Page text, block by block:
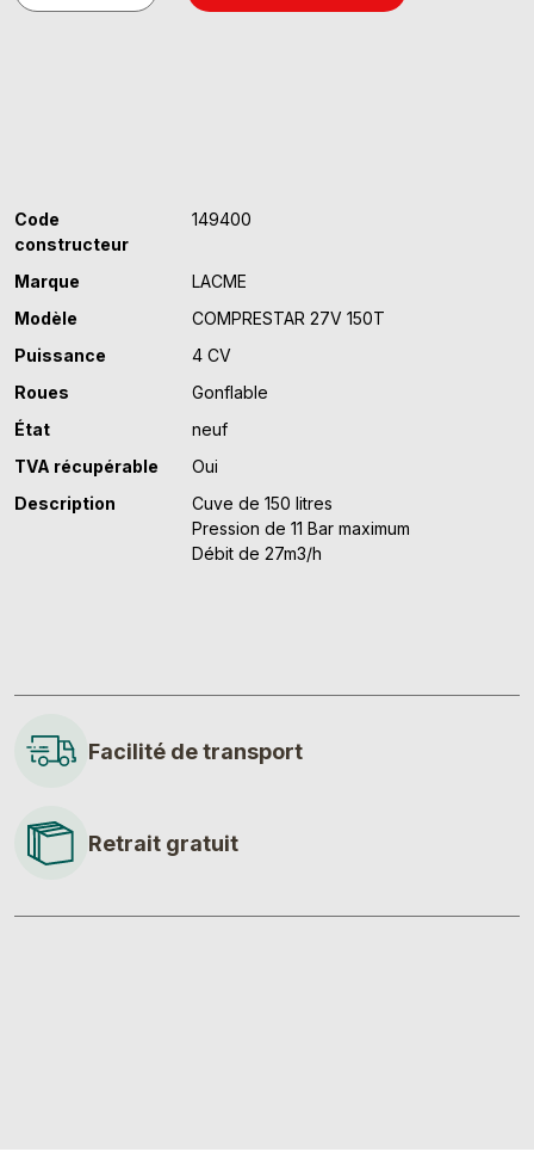
de
Code
constructeur
149400
Marque
LACME
Modèle
COMPRESTAR 27V 150T
Puissance
4 CV
Roues
Gonflable
État
neuf
TVA récupérable
Oui
Description
Cuve de 150 litres
Pression de 11 Bar maximum
Débit de 27m3/h
Facilité de transport
Retrait gratuit